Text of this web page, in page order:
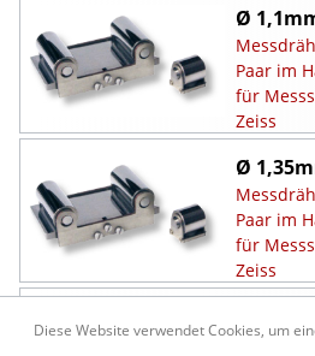
Ø
Paar im
für
Zeiss
Ø
Paar im
für
Zeiss
Diese Website verwendet Cookies, um